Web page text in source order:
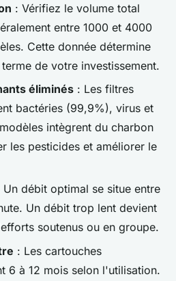
: Vérifiez le volume total
entre 1000 et 4000
Cette donnée détermine
de votre investissement.
éliminés : Les filtres
bactéries (99,9%), virus et
intègrent du charbon
les pesticides et améliorer le
Un débit optimal se situe entre
Un débit trop lent devient
soutenus ou en groupe.
: Les cartouches
6 à 12 mois selon l'utilisation.